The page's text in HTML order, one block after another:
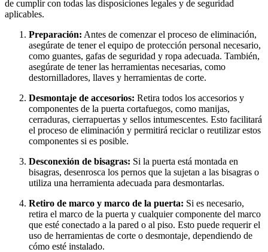
de cumplir con todas las disposiciones legales y de seguridad
aplicables.
Preparación: Antes de comenzar el proceso de eliminación,
asegúrate de tener el equipo de protección personal necesario,
como guantes, gafas de seguridad y ropa adecuada. También,
asegúrate de tener las herramientas necesarias, como
destornilladores, llaves y herramientas de corte.
Desmontaje de accesorios: Retira todos los accesorios y
componentes de la puerta cortafuegos, como manijas,
cerraduras, cierrapuertas y sellos intumescentes. Esto facilitará
el proceso de eliminación y permitirá reciclar o reutilizar estos
componentes si es posible.
Desconexión de bisagras: Si la puerta está montada en
bisagras, desenrosca los pernos que la sujetan a las bisagras o
utiliza una herramienta adecuada para desmontarlas.
Retiro de marco y marco de la puerta: Si es necesario,
retira el marco de la puerta y cualquier componente del marco
que esté conectado a la pared o al piso. Esto puede requerir el
uso de herramientas de corte o desmontaje, dependiendo de
cómo esté instalado.